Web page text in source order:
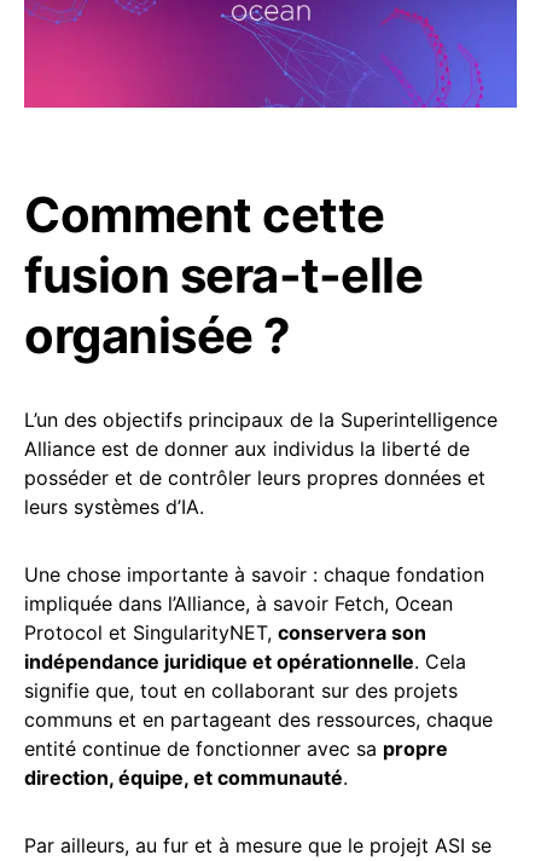
Comment cette
fusion sera-t-elle
organisée ?
L’un des objectifs principaux de la Superintelligence
Alliance est de donner aux individus la liberté de
posséder et de contrôler leurs propres données et
leurs systèmes d’IA.
Une chose importante à savoir : chaque fondation
impliquée dans l’Alliance, à savoir Fetch, Ocean
Protocol et SingularityNET, conservera son
indépendance juridique et opérationnelle. Cela
signifie que, tout en collaborant sur des projets
communs et en partageant des ressources, chaque
entité continue de fonctionner avec sa propre
direction, équipe, et communauté.
Par ailleurs, au fur et à mesure que le projejt ASI se